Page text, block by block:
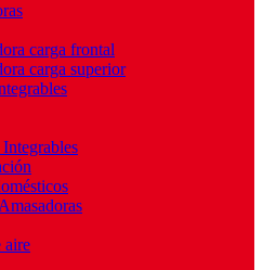
carga frontal
carga superior
aire